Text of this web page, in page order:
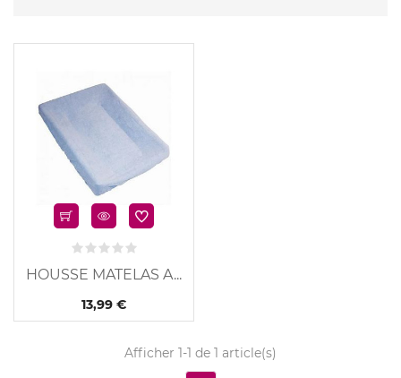
HOUSSE MATELAS A...
13,99 €
Afficher 1-1 de 1 article(s)